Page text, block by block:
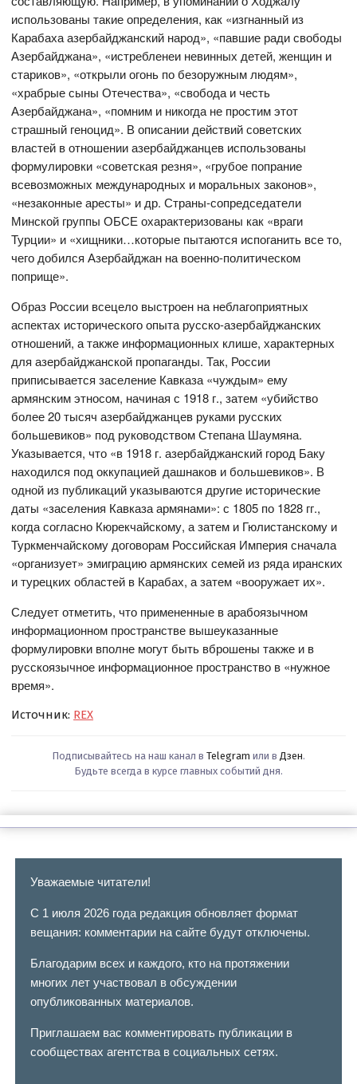
использованы такие определения, как «изгнанный из
Карабаха азербайджанский народ», «павшие ради свободы
Азербайджана», «истребленеи невинных детей, женщин и
стариков», «открыли огонь по безоружным людям»,
«храбрые сыны Отечества», «свобода и честь
Азербайджана», «помним и никогда не простим этот
страшный геноцид». В описании действий советских
властей в отношении азербайджанцев использованы
формулировки «советская резня», «грубое попрание
всевозможных международных и моральных законов»,
«незаконные аресты» и др. Страны-сопредседатели
Минской группы ОБСЕ охарактеризованы как «враги
Турции» и «хищники…которые пытаются испоганить все то,
чего добился Азербайджан на военно-политическом
поприще».
Образ России всецело выстроен на неблагоприятных
аспектах исторического опыта русско-азербайджанских
отношений, а также информационных клише, характерных
для азербайджанской пропаганды. Так, России
приписывается заселение Кавказа «чуждым» ему
армянским этносом, начиная с 1918 г., затем «убийство
более 20 тысяч азербайджанцев руками русских
большевиков» под руководством Степана Шаумяна.
Указывается, что «в 1918 г. азербайджанский город Баку
находился под оккупацией дашнаков и большевиков». В
одной из публикаций указываются другие исторические
даты «заселения Кавказа армянами»: с 1805 по 1828 гг.,
когда согласно Кюрекчайскому, а затем и Гюлистанскому и
Туркменчайскому договорам Российская Империя сначала
«организует» эмиграцию армянских семей из ряда иранских
и турецких областей в Карабах, а затем «вооружает их».
Следует отметить, что примененные в арабоязычном
информационном пространстве вышеуказанные
формулировки вполне могут быть вброшены также и в
русскоязычное информационное пространство в «нужное
время».
Источник: REX
Подписывайтесь на наш канал в Telegram или в Дзен.
Будьте всегда в курсе главных событий дня.
Уважаемые читатели!
С 1 июля 2026 года редакция обновляет формат
вещания: комментарии на сайте будут отключены.
Благодарим всех и каждого, кто на протяжении
многих лет участвовал в обсуждении
опубликованных материалов.
Приглашаем вас комментировать публикации в
сообществах агентства в социальных сетях.